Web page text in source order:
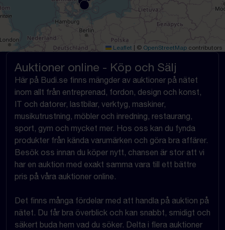
Leaflet © OpenStreetMap contributors
Auktioner online - Köp och Sälj
Här på Budi.se finns mängder av auktioner på nätet
inom allt från entreprenad, fordon, design och konst,
IT och datorer, lastbilar, verktyg, maskiner,
musikutrustning, möbler och inredning, restaurang,
sport, gym och mycket mer. Hos oss kan du fynda
produkter från kända varumärken och göra bra affärer.
Besök oss innan du köper nytt, chansen är stor att vi
har en auktion med exakt samma vara till ett bättre
pris på våra auktioner online.
Det finns många fördelar med att handla på auktion på
nätet. Du får bra överblick och kan snabbt, smidigt och
säkert buda hem vad du söker. Delta i flera auktioner